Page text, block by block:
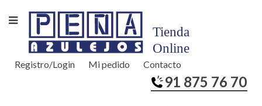
Registro/Login Mi pedido Contacto
91 875 76 70